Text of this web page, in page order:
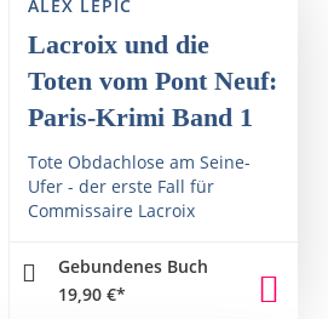
ALEX LÉPIC
Lacroix und die
Toten vom Pont Neuf:
Paris-Krimi Band 1
Tote Obdachlose am Seine-
Ufer - der erste Fall für
Commissaire Lacroix
Gebundenes Buch
19,90 €*